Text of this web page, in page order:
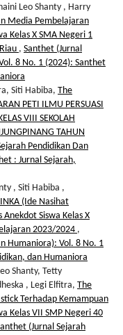
Leo Shanty , Harry
Media Pembelajaran
Kelas X SMA Negeri 1
, Santhet (Jurnal
8 No. 1 (2024): Santhet
Siti Habiba, The
PETI ILMU PERSUASI
VIII SEKOLAH
TAHUN
Pendidikan Dan
: Jurnal Sejarah,
, Siti Habiba ,
(Ide Nasihat
Siswa Kelas X
2023/2024 ,
Humaniora): Vol. 8 No. 1
dan Humaniora
Shanty, Tetty
, Legi Elfitra, The
Terhadap Kemampuan
Kelas VII SMP Negeri 40
(Jurnal Sejarah